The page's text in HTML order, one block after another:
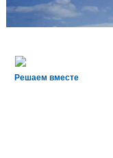
Решаем вместе